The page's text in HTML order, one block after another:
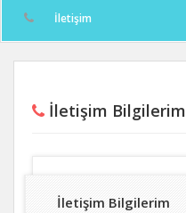
İletişim
İletişim Bilgilerim
İletişim Bilgilerim